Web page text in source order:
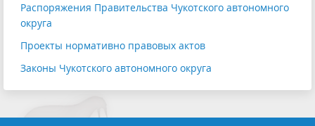
Распоряжения Правительства Чукотского автономного
округа
Проекты нормативно правовых актов
Законы Чукотского автономного округа